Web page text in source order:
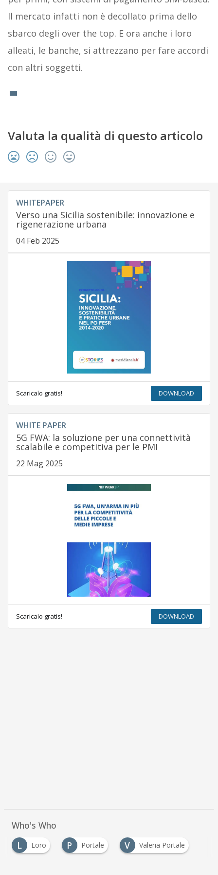
Il mercato infatti non è decollato prima dello
sbarco degli over the top. E ora anche i loro
alleati, le banche, si attrezzano per fare accordi
con altri soggetti.
Valuta la qualità di questo articolo
WHITEPAPER
Verso una Sicilia sostenibile: innovazione e
rigenerazione urbana
04 Feb 2025
Scaricalo gratis! DOWNLOAD
WHITE PAPER
5G FWA: la soluzione per una connettività
scalabile e competitiva per le PMI
22 Mag 2025
Scaricalo gratis! DOWNLOAD
Who's Who
L
Loro P Portale V Valeria Portale